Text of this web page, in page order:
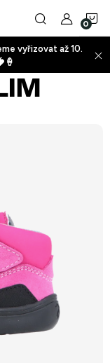
+
vyřizovat až 10.